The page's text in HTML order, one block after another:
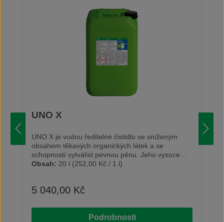
UNO X
UNO X je vodou ředitelné čistidlo se sníženým
obsahem těkavých organických látek a se
schopností vytvářet pevnou pěnu. Jeho vysoce
účinné složení je ideální na odstraňování olejů,
je UNO X ideální pro čištění velkých ploch a to i
přívěsů nákladních automobilů, nákladních vozů
atd. Kromě aplikace pomocí zpěňovače lze UNO X
Obsah: 20 l (252,00 Kč / 1 l)
Běžná cena:
5 040,00 Kč
Podrobnosti